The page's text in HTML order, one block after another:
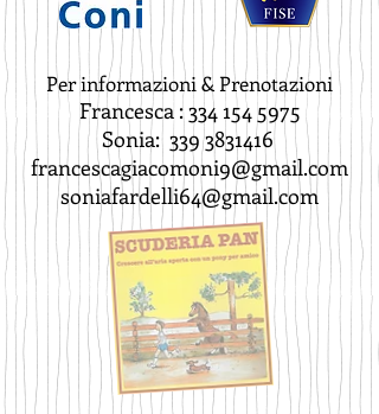
Per informazioni & Prenotazioni
Francesca :334 154 5975
Sonia: 339 3831416
francescagiacomoni9@gmail.com
soniafardelli64@gmail.com